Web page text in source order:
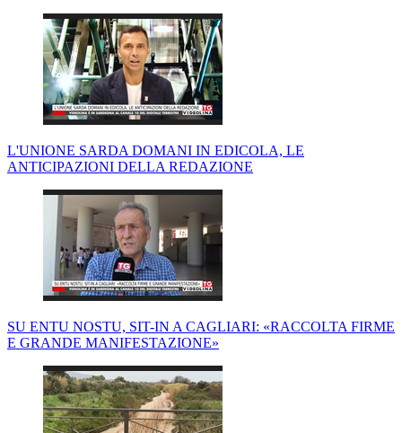
L'UNIONE SARDA DOMANI IN EDICOLA, LE
ANTICIPAZIONI DELLA REDAZIONE
SU ENTU NOSTU, SIT-IN A CAGLIARI: «RACCOLTA FIRME
E GRANDE MANIFESTAZIONE»